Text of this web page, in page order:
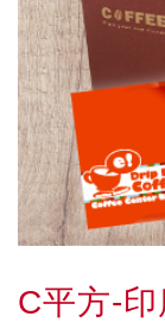
C平方-